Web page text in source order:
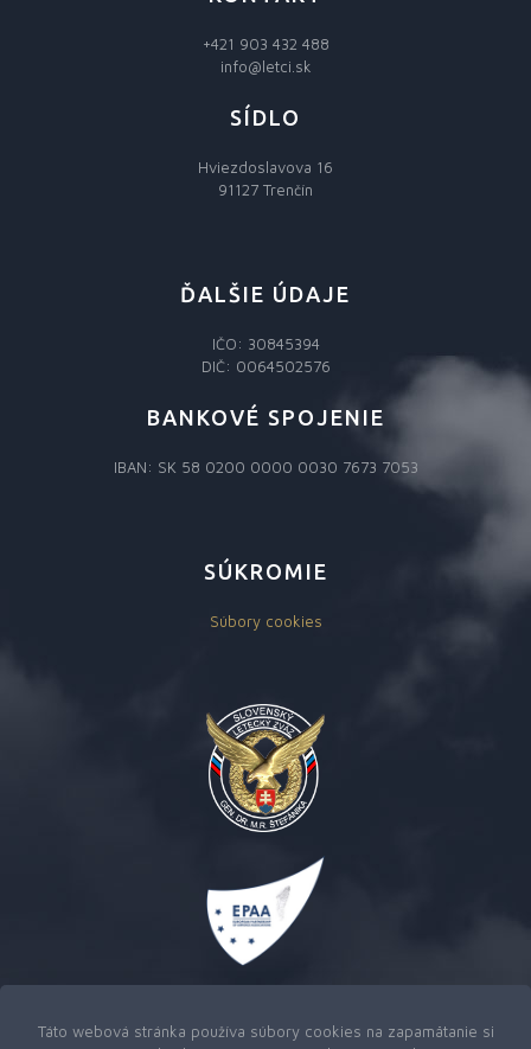
+421 903 432 488
info@letci.sk
SÍDLO
Hviezdoslavova 16
91127 Trenčín
ĎALŠIE ÚDAJE
IČO: 30845394
DIČ: 0064502576
BANKOVÉ SPOJENIE
IBAN: SK 58 0200 0000 0030 7673 7053
SÚKROMIE
Súbory cookies
Táto webová stránka používa súbory cookies na zapamätanie si